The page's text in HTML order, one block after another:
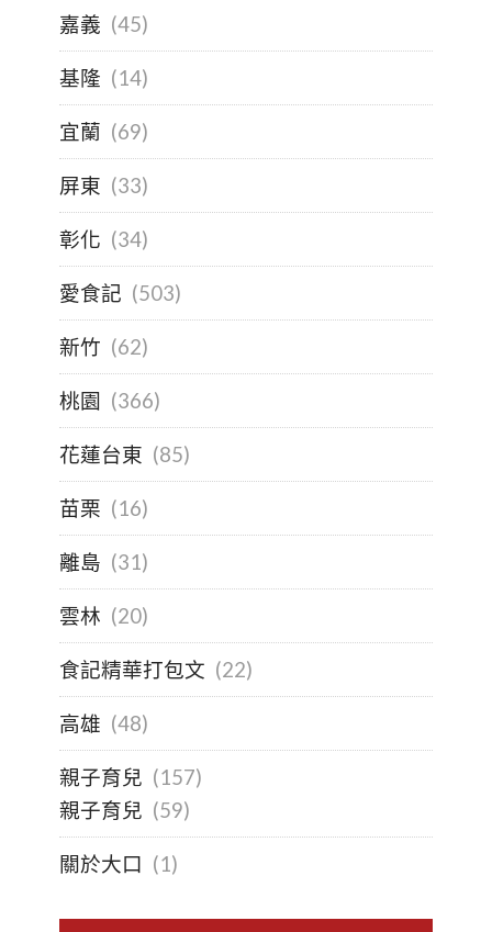
嘉義 (45)
基隆 (14)
宜蘭 (69)
屏東 (33)
彰化 (34)
愛食記 (503)
新竹 (62)
桃園 (366)
花蓮台東 (85)
苗栗 (16)
離島 (31)
雲林 (20)
食記精華打包文 (22)
高雄 (48)
親子育兒 (157)
親子育兒 (59)
關於大口 (1)